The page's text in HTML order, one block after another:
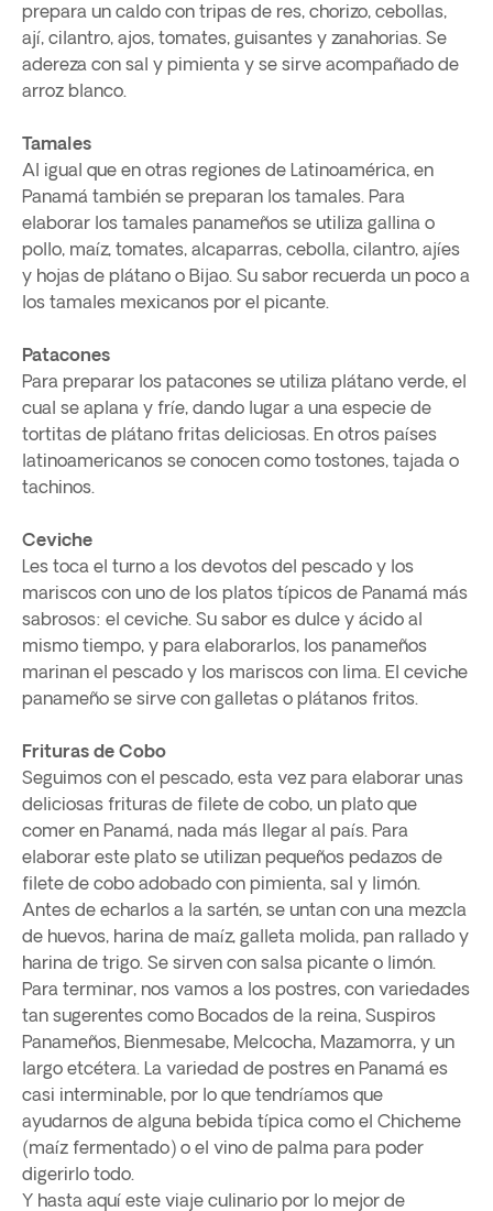
prepara un caldo con tripas de res, chorizo, cebollas,
ají, cilantro, ajos, tomates, guisantes y zanahorias. Se
adereza con sal y pimienta y se sirve acompañado de
arroz blanco.
Tamales
Al igual que en otras regiones de Latinoamérica, en
Panamá también se preparan los tamales. Para
elaborar los tamales panameños se utiliza gallina o
pollo, maíz, tomates, alcaparras, cebolla, cilantro, ajíes
y hojas de plátano o Bijao. Su sabor recuerda un poco a
los tamales mexicanos por el picante.
Patacones
Para preparar los patacones se utiliza plátano verde, el
cual se aplana y fríe, dando lugar a una especie de
tortitas de plátano fritas deliciosas. En otros países
latinoamericanos se conocen como tostones, tajada o
tachinos.
Ceviche
Les toca el turno a los devotos del pescado y los
mariscos con uno de los platos típicos de Panamá más
sabrosos: el ceviche. Su sabor es dulce y ácido al
mismo tiempo, y para elaborarlos, los panameños
marinan el pescado y los mariscos con lima. El ceviche
panameño se sirve con galletas o plátanos fritos.
Frituras de Cobo
Seguimos con el pescado, esta vez para elaborar unas
deliciosas frituras de filete de cobo, un plato que
comer en Panamá, nada más llegar al país. Para
elaborar este plato se utilizan pequeños pedazos de
filete de cobo adobado con pimienta, sal y limón.
Antes de echarlos a la sartén, se untan con una mezcla
de huevos, harina de maíz, galleta molida, pan rallado y
harina de trigo. Se sirven con salsa picante o limón.
Para terminar, nos vamos a los postres, con variedades
tan sugerentes como Bocados de la reina, Suspiros
Panameños, Bienmesabe, Melcocha, Mazamorra, y un
largo etcétera. La variedad de postres en Panamá es
casi interminable, por lo que tendríamos que
ayudarnos de alguna bebida típica como el Chicheme
(maíz fermentado) o el vino de palma para poder
digerirlo todo.
Y hasta aquí este viaje culinario por lo mejor de